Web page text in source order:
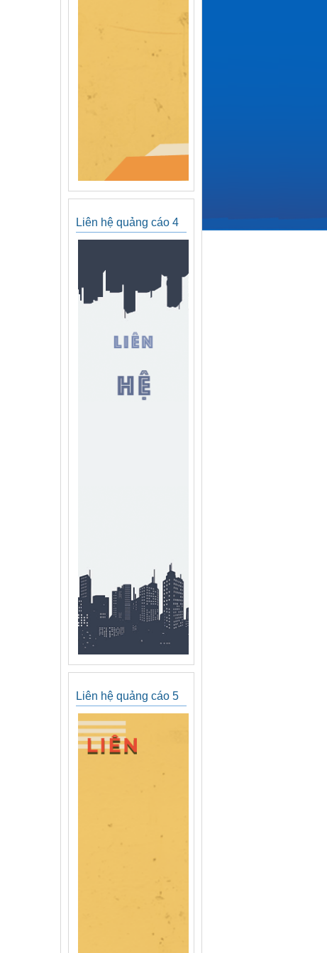
Liên hệ quảng cáo 4
Liên hệ quảng cáo 5